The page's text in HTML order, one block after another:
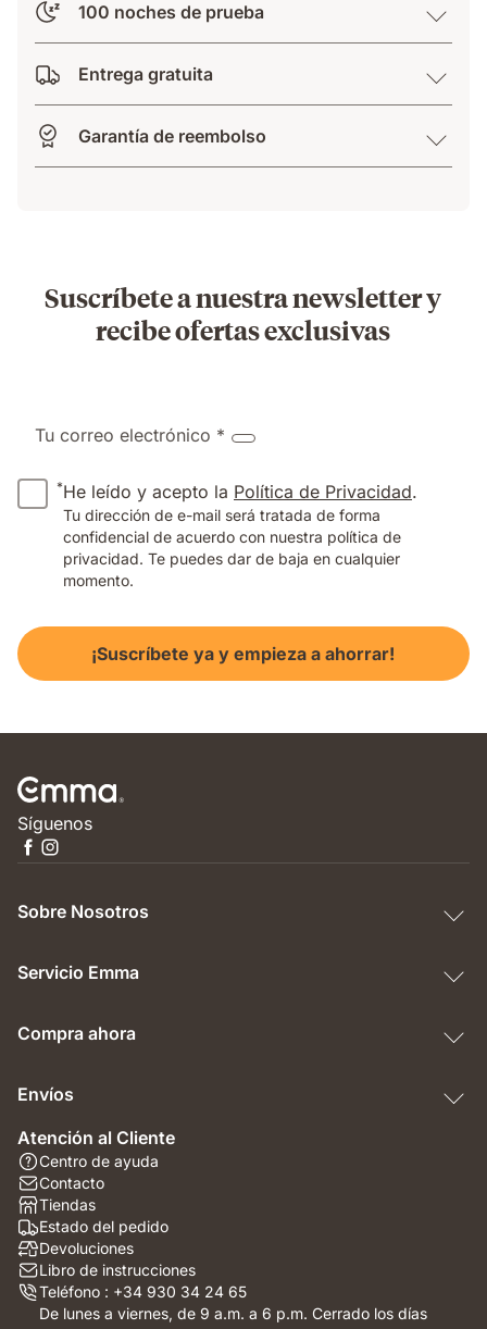
100 noches de prueba
Entrega gratuita
Garantía de reembolso
Suscríbete a nuestra newsletter y
recibe ofertas exclusivas
Tu correo electrónico *
*He leído y acepto la Política de Privacidad.
Tu dirección de e-mail será tratada de forma
confidencial de acuerdo con nuestra política de
privacidad. Te puedes dar de baja en cualquier
momento.
¡Suscríbete ya y empieza a ahorrar!
Síguenos
Sobre Nosotros
Servicio Emma
Compra ahora
Envíos
Atención al Cliente
Centro de ayuda
Contacto
Tiendas
Estado del pedido
Devoluciones
Libro de instrucciones
Teléfono : +34 930 34 24 65
De lunes a viernes, de 9 a.m. a 6 p.m. Cerrado los días